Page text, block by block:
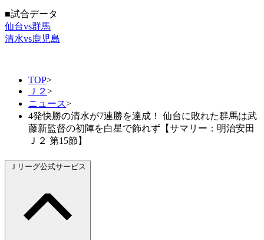
■試合データ
仙台vs群馬
清水vs鹿児島
TOP>
Ｊ２ >
ニュース>
4発快勝の清水が7連勝を達成！ 仙台に敗れた群馬は武
藤新監督の初陣を白星で飾れず【サマリー：明治安田
Ｊ２ 第15節】
Ｊリーグ公式サービス